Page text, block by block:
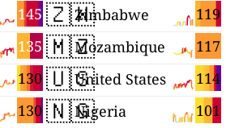
145
135
130
130
🇿🇼 119
Zimbabwe
🇲🇿 117
Mozambique
🇺🇸 114
United States
🇳🇬 101
Nigeria